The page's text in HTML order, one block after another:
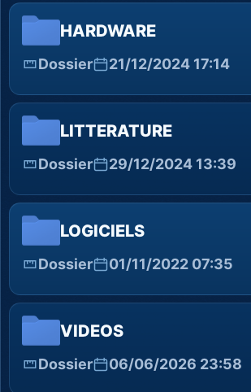
HARDWARE
Dossier 21/12/2024 17:14
LITTERATURE
Dossier 29/12/2024 13:39
LOGICIELS
Dossier 01/11/2022 07:35
VIDEOS
Dossier 06/06/2026 23:58